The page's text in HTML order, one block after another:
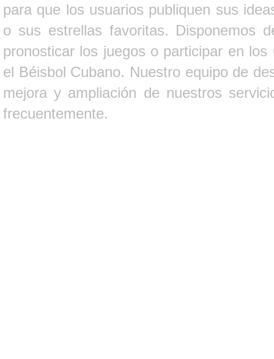
para que los usuarios publiquen sus
o sus estrellas favoritas. Disponemos
pronosticar los juegos o participar en
el Béisbol Cubano. Nuestro equipo de
mejora y ampliación de nuestros
frecuentemente.